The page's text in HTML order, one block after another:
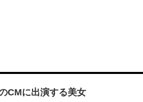
CMに出演する美女